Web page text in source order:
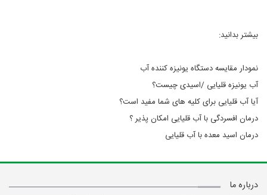
بیشتر بدانید:
نمودار مقایسه دستگاه یونیزه کننده آب
آب یونیزه قلیایی /اسیدی چیست؟
آیا آب قلیایی برای کلیه های شما مفید است؟
درمان افسردگی با آب قلیایی امکان پذیر ؟
درمان اسید معده با آب قلیایی
درباره ما